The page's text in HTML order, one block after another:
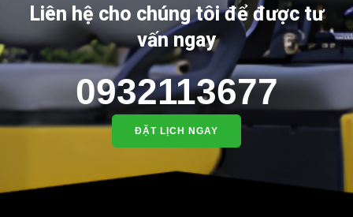
Liên hệ cho chúng tôi để được tư
vấn ngay
0932113677
ĐẶT LỊCH NGAY